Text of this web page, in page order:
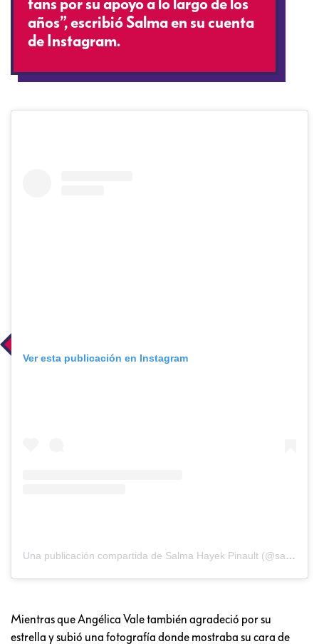
fans por su apoyo a lo largo de los
años”, escribió Salma en su cuenta
de Instagram.
Ver esta publicación en Instagram
Una publicación compartida de Salma Hayek Pinault (@salmahayek)
Mientras que Angélica Vale también agradeció por su
estrella y subió una fotografía donde mostraba su cara de